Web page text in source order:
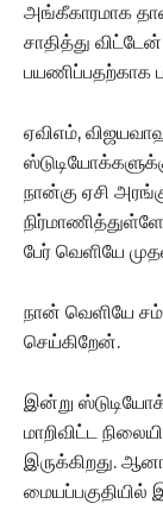
அங்கீகாரமாக
சாதித்து
பயணிப்பதற்காக
ஏவிஎம்,
நான்கு ஏசி
பேர் வெளியே
நான் வெளியே
செய்கிறேன்.
இன்று
மாறிவிட்ட
இருக்கிறது.